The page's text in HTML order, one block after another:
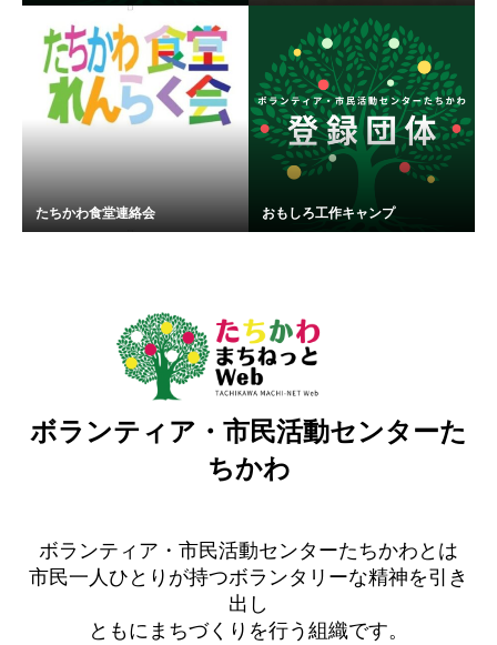
たちかわ食堂連絡会 おもしろ工作キャンプ
ボランティア・市民活動センターた
ちかわ
ボランティア・市民活動センターたちかわとは
市民一人ひとりが持つボランタリーな精神を引き
出し
ともにまちづくりを行う組織です。